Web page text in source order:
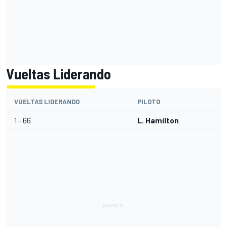
Vueltas Liderando
VUELTAS LIDERANDO PILOTO
1 - 66 L. Hamilton